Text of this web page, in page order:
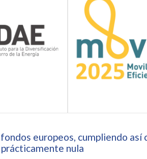
europeos, cumpliendo así
nula